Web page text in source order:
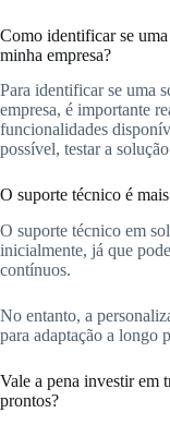
Como identificar se uma
minha empresa?
Para identificar se uma
empresa, é importante
funcionalidades
possível, testar a
O suporte técnico é
O suporte técnico em
inicialmente, já que
contínuos.
No entanto, a
para adaptação a longo
Vale a pena investir em
prontos?